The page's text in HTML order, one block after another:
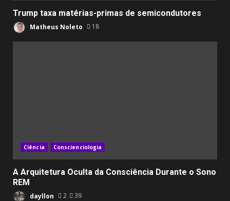
Trump taxa matérias-primas de semicondutores
Matheus Noleto 18
Ciência Conscienciologia
A Arquitetura Oculta da Consciência Durante o Sono
REM
dayllon 2 39